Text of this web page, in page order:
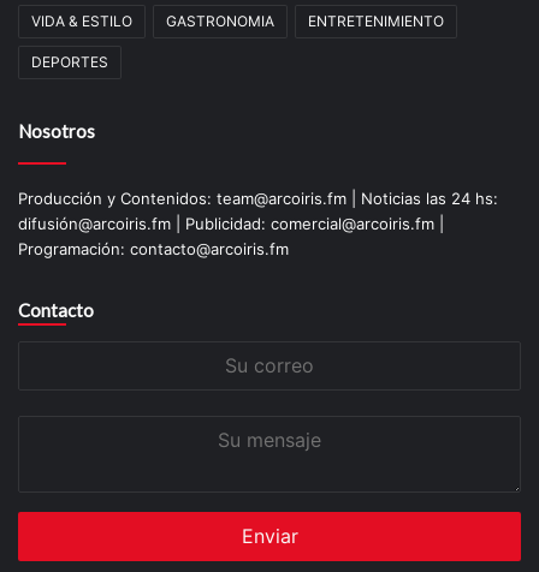
VIDA & ESTILO GASTRONOMIA ENTRETENIMIENTO
DEPORTES
Nosotros
Producción y Contenidos: team@arcoiris.fm | Noticias las 24 hs:
difusión@arcoiris.fm | Publicidad: comercial@arcoiris.fm |
Programación: contacto@arcoiris.fm
Contacto